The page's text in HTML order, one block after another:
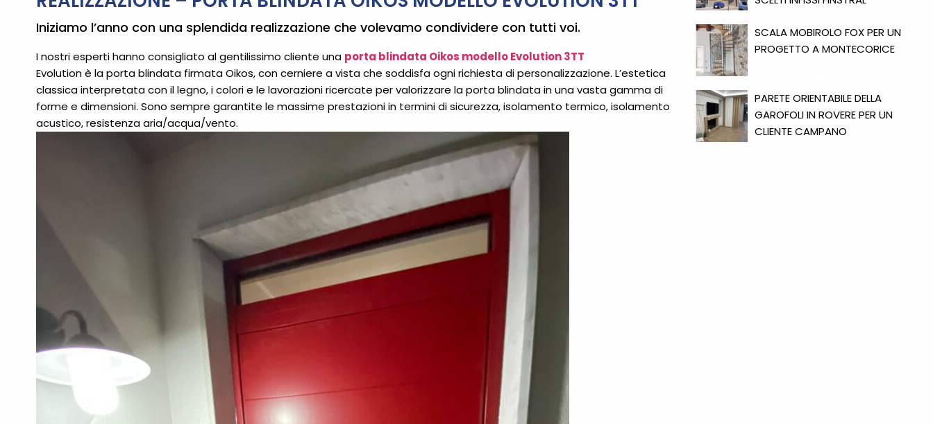
Iniziamo l’anno con una splendida realizzazione che volevamo condividere con tutti voi.
I nostri esperti hanno consigliato al gentilissimo cliente una porta blindata Oikos modello Evolution 3TT
Evolution è la porta blindata firmata Oikos, con cerniere a vista che soddisfa ogni richiesta di personalizzazione. L’estetica
classica interpretata con il legno, i colori e le lavorazioni ricercate per valorizzare la porta blindata in una vasta gamma di
forme e dimensioni. Sono sempre garantite le massime prestazioni in termini di sicurezza, isolamento termico, isolamento
acustico, resistenza aria/acqua/vento.
SCALA MOBIROLO FOX PER UN
PROGETTO A MONTECORICE
PARETE ORIENTABILE DELLA
GAROFOLI IN ROVERE PER UN
CLIENTE CAMPANO